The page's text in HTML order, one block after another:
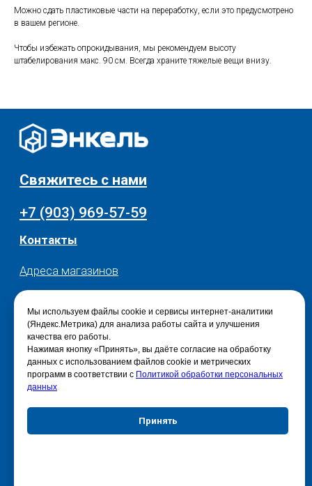
Мы используем файлы cookie и сервисы интернет-аналитики
(Яндекс.Метрика) для анализа работы сайта и улучшения
качества его работы.
Нажимая кнопку «Принять», вы даёте согласие на обработку
данных с использованием файлов cookie и метрических
программ в соответствии с Политикой обработки персональных
данных
Принять
Можно сдать пластиковые части на переработку, если это предусмотрено
в вашем регионе.
Чтобы избежать опрокидывания, мы рекомендуем высоту
штабелирования макс. 90 см. Всегда храните тяжелые вещи внизу.
Каталог
Мебель
Хранение и порядок Скидки и акции
© 2025 - Интернет-магазин Enkelshop.ru